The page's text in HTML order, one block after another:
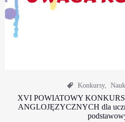
Konkursy,
XVI POWIATOWY
ANGLOJĘZYCZNYCH dla